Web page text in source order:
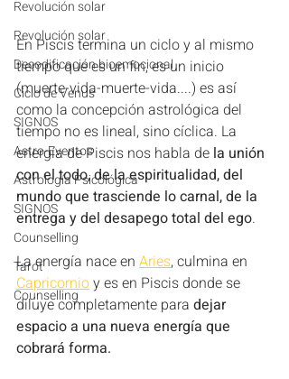
Revolución solar
Revolución solar
Decodificación bioemocional
Ciclo de Venus
SIGNOS
Astro-Eventos
Astrología Psicológica
SIGNOS
Counselling
Tarot
Counselling
En Piscis termina un ciclo y al mismo
tiempo que es un fin, es un inicio
(muerte-vida-muerte-vida....) es así
como la concepción astrológica del
tiempo no es lineal, sino cíclica. La
energía de Piscis nos habla de la unión
con el todo, de la espiritualidad, del
mundo que trasciende lo carnal, de la
entrega y del desapego total del ego.
La energía nace en Aries, culmina en
Capricornio y es en Piscis donde se
diluye completamente para dejar
espacio a una nueva energía que
cobrará forma.